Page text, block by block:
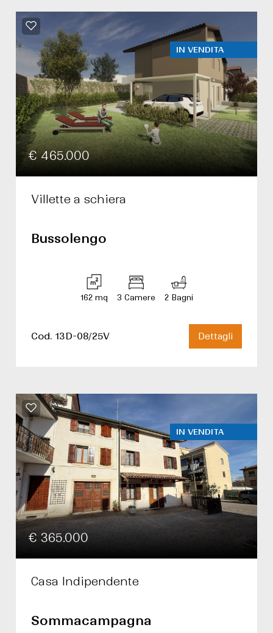
IN VENDITA
€ 465.000
Villette a schiera
Bussolengo
162 mq 3 Camere 2 Bagni
Cod. 13D-08/25V Dettagli
IN VENDITA
€ 365.000
Casa Indipendente
Sommacampagna